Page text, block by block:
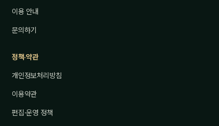
이용 안내
문의하기
정책·약관
개인정보처리방침
이용약관
편집·운영 정책